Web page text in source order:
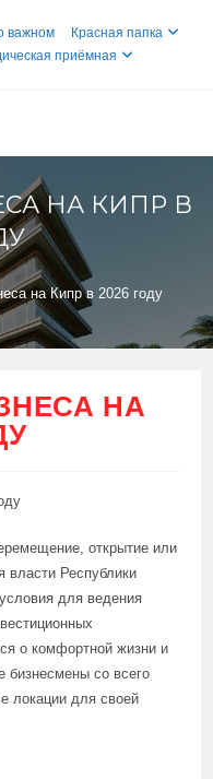
важном
Красная папка
приёмная
НА КИПР В
на Кипр в 2026 году
НА
открытие или
власти Республики
для ведения
о комфортной жизни и
бизнесмены со всего
локации для своей